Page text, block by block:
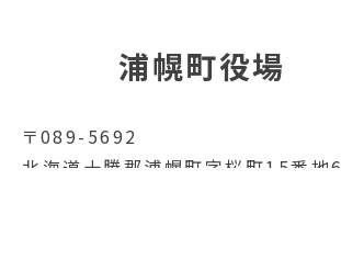
浦幌町役場
〒089-5692
北海道十勝郡浦幌町字桜町15番地6